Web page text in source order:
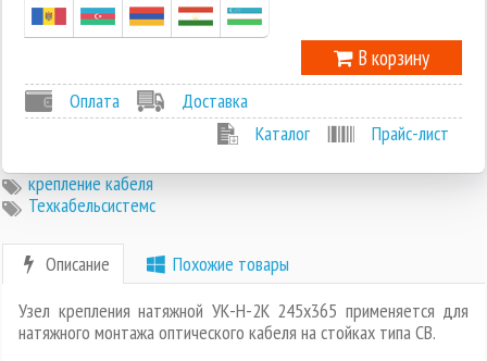
В корзину
Оплата
Доставка
Каталог
Прайс-лист
крепление кабеля
Техкабельсистемс
Описание
Похожие товары
Узел крепления натяжной УК-Н-2К 245х365 применяется для
натяжного монтажа оптического кабеля на стойках типа СВ.